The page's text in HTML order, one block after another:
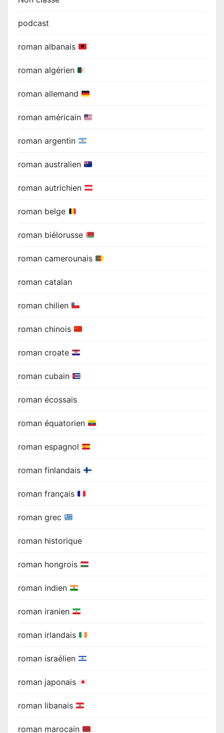
podcast
roman albanais
roman algérien
roman allemand
roman américain
roman argentin
roman australien
roman autrichien
roman belge
roman biélorusse
roman camerounais
roman catalan
roman chilien
roman chinois
roman croate
roman cubain
roman écossais
roman équatorien
roman espagnol
roman finlandais
roman français
roman grec
roman historique
roman hongrois
roman indien
roman iranien
roman irlandais
roman israélien
roman japonais
roman libanais
roman marocain